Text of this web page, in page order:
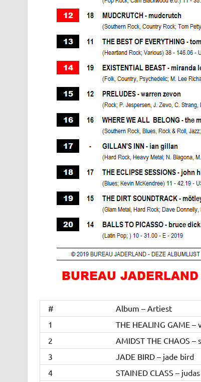
# Album – Artiest
1
THE HEALING GAME –
2
AMIDST THE CHAOS –
3
JADE BIRD – jade bird
4
STAINED CLASS –